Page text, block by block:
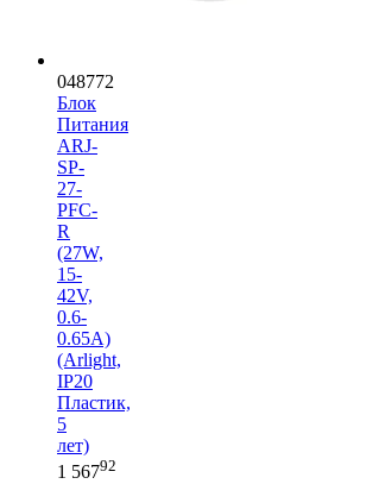
048772
Блок
Питания
ARJ-
SP-
27-
PFC-
R
(27W,
15-
42V,
0.6-
0.65A)
(Arlight,
IP20
Пластик,
5
лет)
1 56792